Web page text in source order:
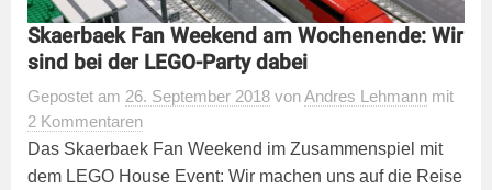
Skaerbaek Fan Weekend am Wochenende: Wir
sind bei der LEGO-Party dabei
Gepostet am 26. September 2018 vonAndres Lehmann mit
2 Kommentaren
Das Skaerbaek Fan Weekend im Zusammenspiel mit
dem LEGO House Event: Wir machen uns auf die Reise